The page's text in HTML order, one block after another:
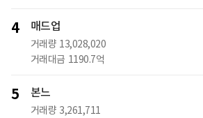
4 매드업
거래량 13,028,020
거래대금 1190.7억
5 본느
거래량 3,261,711